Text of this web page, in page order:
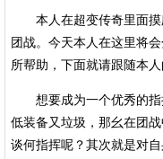
本人在超变传奇里面摸
团战。今天本人在这里将
所帮助，下面就请跟随本
想要成为一个优秀的指
低装备又垃圾，那幺在团
谈何指挥呢？其次就是对